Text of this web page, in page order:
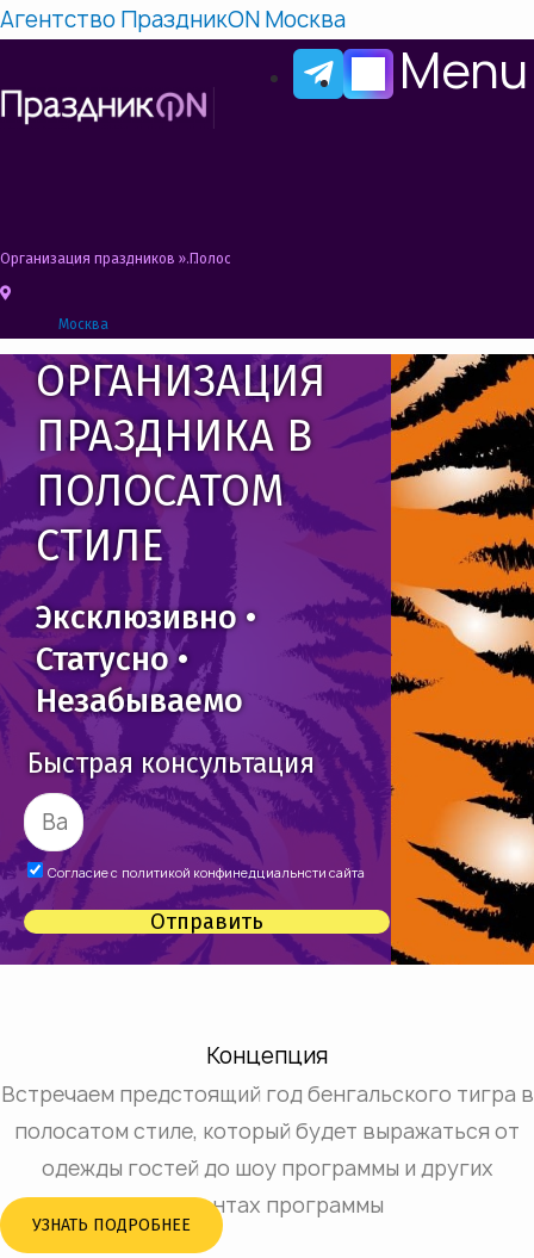
Агентство ПраздникON Москва
Menu
Организация праздников » Полосатый год – тематика корпоратива на год
Москва
ОРГАНИЗАЦИЯ
ПРАЗДНИКА В
ПОЛОСАТОМ
СТИЛЕ
Эксклюзивно •
Статусно •
Незабываемо
Быстрая консультация
Согласие с политикой конфинедциальнсти сайта
Отправить
Концепция
Встречаем предстоящий год бенгальского тигра в
полосатом стиле, который будет выражаться от
одежды гостей до шоу программы и других
элементах программы
УЗНАТЬ ПОДРОБНЕЕ